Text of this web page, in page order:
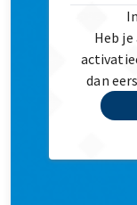
Heb
dan